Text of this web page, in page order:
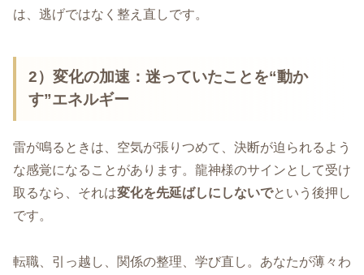
は、逃げではなく整え直しです。
2）変化の加速 ：迷っていたことを“動か
す”エネルギー
雷が鳴るときは、空気が張りつめて、決断が迫られるよう
な感覚になることがあります。龍神様のサインとして受け
取るなら、それは変化を先延ばしにしないでという後押し
です。
転職、引っ越し、関係の整理、学び直し。あなたが薄々わ